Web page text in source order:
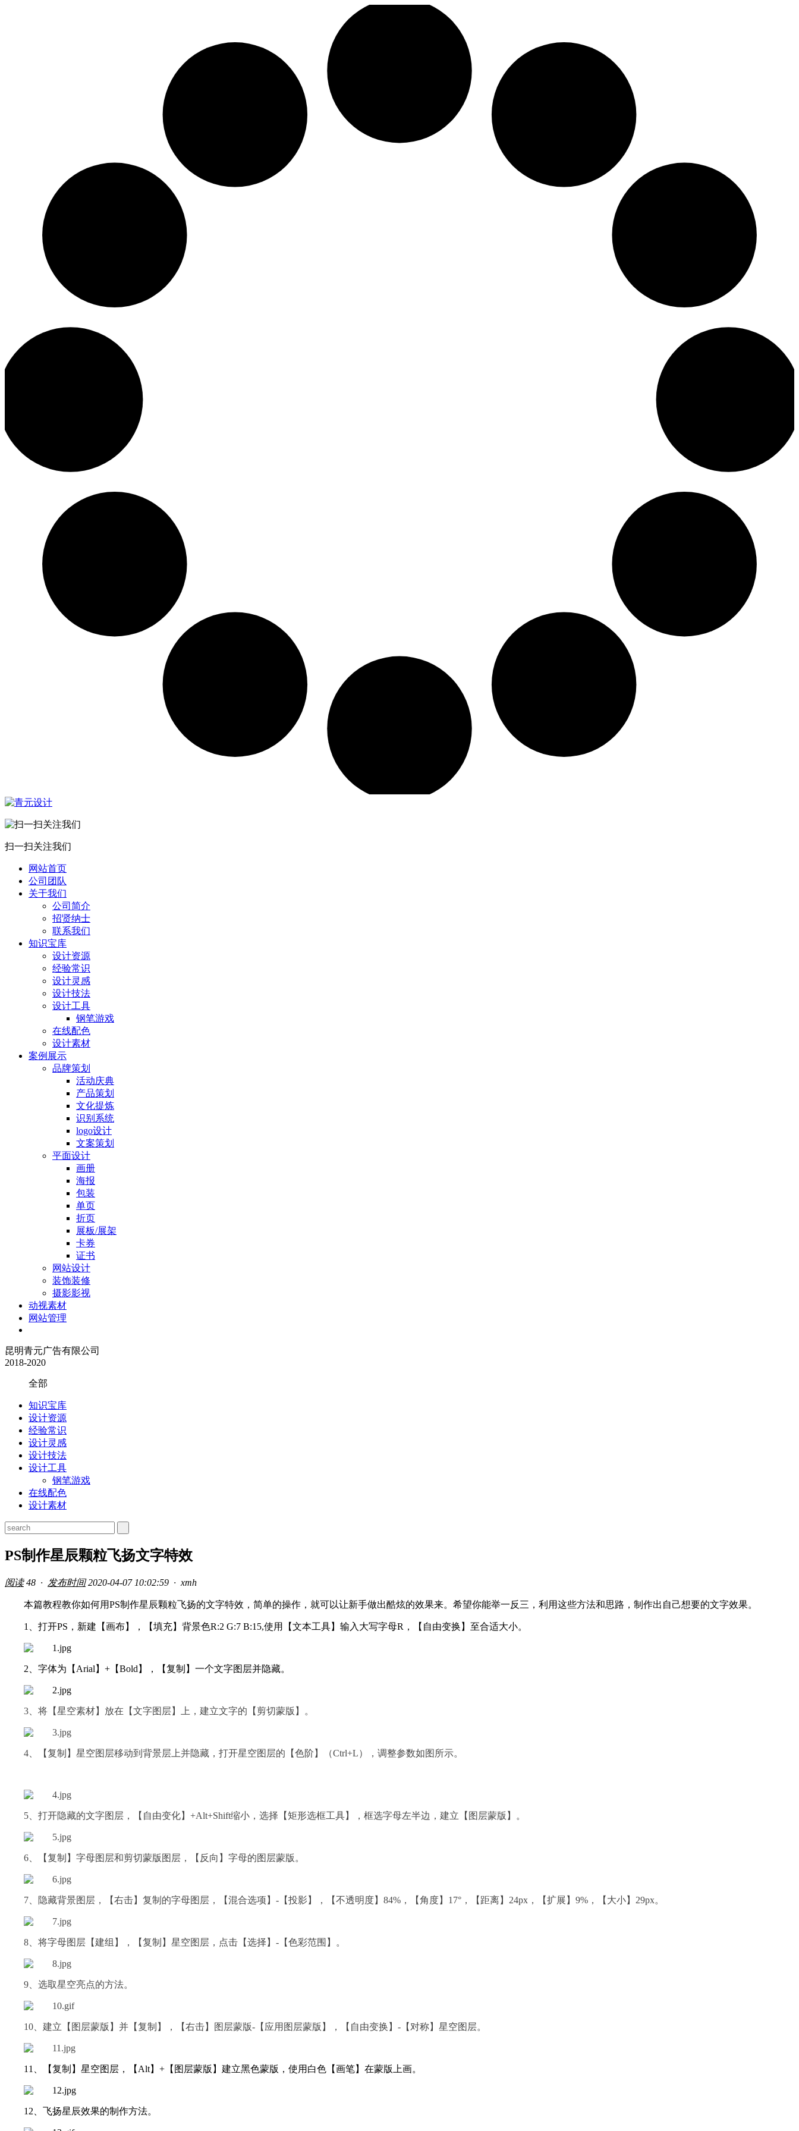
扫一扫关注我们
网站首页
公司团队
关于我们
公司简介
招贤纳士
联系我们
知识宝库
设计资源
经验常识
设计灵感
设计技法
设计工具
钢笔游戏
在线配色
设计素材
案例展示
品牌策划
活动庆典
产品策划
文化提炼
识别系统
logo设计
文案策划
平面设计
画册
海报
包装
单页
折页
展板/展架
卡券
证书
网站设计
装饰装修
摄影影视
动视素材
网站管理
昆明青元广告有限公司
2018-2020
全部
知识宝库
设计资源
经验常识
设计灵感
设计技法
设计工具
钢笔游戏
在线配色
设计素材
PS制作星辰颗粒飞扬文字特效
阅读 48 · 发布时间 2020-04-07 10:02:59 · xmh
本篇教程教你如何用PS制作星辰颗粒飞扬的文字特效，简单的操作，就可以让新手做出酷炫的效果来。希望你能举一反三，利用这些方法和思路，制作出自己想要的文字效果。
1、打开PS，新建【画布】，【填充】背景色R:2 G:7 B:15,使用【文本工具】输入大写字母R，【自由变换】至合适大小。
2、字体为【Arial】+【Bold】，【复制】一个文字图层并隐藏。
3、将【星空素材】放在【文字图层】上，建立文字的【剪切蒙版】。
4、【复制】星空图层移动到背景层上并隐藏，打开星空图层的【色阶】（Ctrl+L），调整参数如图所示。
5、打开隐藏的文字图层，【自由变化】+Alt+Shift缩小，选择【矩形选框工具】，框选字母左半边，建立【图层蒙版】。
6、【复制】字母图层和剪切蒙版图层，【反向】字母的图层蒙版。
7、隐藏背景图层，【右击】复制的字母图层，【混合选项】-【投影】，【不透明度】84%，【角度】17°，【距离】24px，【扩展】9%，【大小】29px。
8、将字母图层【建组】，【复制】星空图层，点击【选择】-【色彩范围】。
9、选取星空亮点的方法。
10、建立【图层蒙版】并【复制】，【右击】图层蒙版-【应用图层蒙版】，【自由变换】-【对称】星空图层。
11、【复制】星空图层，【Alt】+【图层蒙版】建立黑色蒙版，使用白色【画笔】在蒙版上画。
12、飞扬星辰效果的制作方法。